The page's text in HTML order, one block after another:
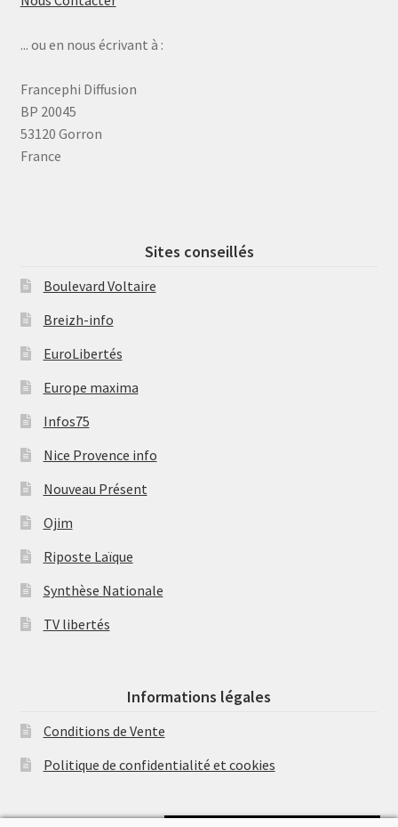
... ou en nous écrivant à :
Francephi Diffusion
BP 20045
53120 Gorron
France
Sites conseillés
Boulevard Voltaire
Breizh-info
EuroLibertés
Europe maxima
Infos75
Nice Provence info
Nouveau Présent
Ojim
Riposte Laïque
Synthèse Nationale
TV libertés
Informations légales
Conditions de Vente
Politique de confidentialité et cookies